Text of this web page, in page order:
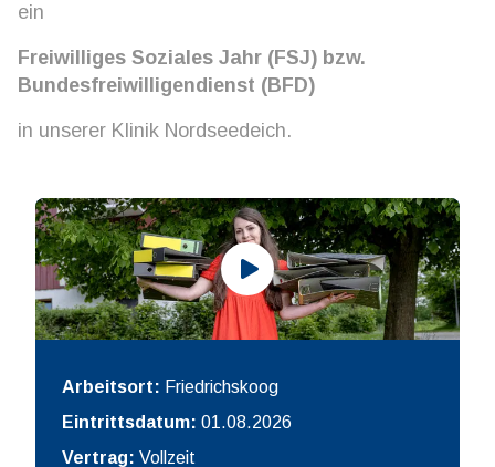
ein
Freiwilliges Soziales Jahr (FSJ) bzw.
Bundesfreiwilligendienst (BFD)
in unserer Klinik Nordseedeich.
Arbeitsort: Friedrichskoog
Eintrittsdatum: 01.08.2026
Vertrag: Vollzeit